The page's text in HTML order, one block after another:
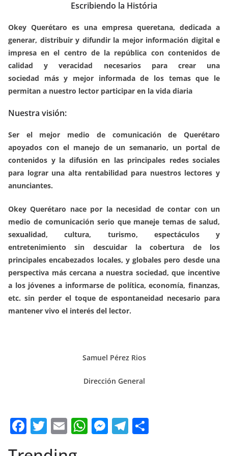
o
o
k
A
p
p
n
g
er
a
m
ar
tir
Escribiendo la História
Okey Querétaro es una empresa queretana, dedicada a
generar, distribuir y difundir la mejor información digital e
impresa en el centro de la república con contenidos de
calidad y veracidad necesarios para crear una
sociedad más y mejor informada de los temas que le
permitan a nuestro lector participar en la vida diaria
Nuestra visión:
Ser el mejor medio de comunicación de Querétaro
apoyados con el manejo de un semanario, un portal de
contenidos y la difusión en las principales redes sociales
para lograr una alta rentabilidad para nuestros lectores y
anunciantes.
Okey Querétaro nace por la necesidad de contar con un
medio de comunicación serio que maneje temas de salud,
sexualidad, cultura, turismo, espectáculos y
entretenimiento sin descuidar la cobertura de los
principales encabezados locales, y globales pero desde una
perspectiva más cercana a nuestra sociedad, que incentive
a los jóvenes a informarse de política, economía, finanzas,
etc. sin perder el toque de espontaneidad necesario para
mantener vivo el interés del lector.
Samuel Pérez Rios
Dirección General
F T E W M T